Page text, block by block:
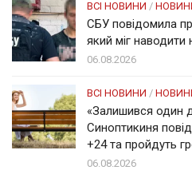
ВСІ НОВИНИ /
СБУ повідомила
який міг наводити
06.08.2026
ВСІ НОВИНИ /
«Залишився один
Синоптикиня
+24 та пройдуть
06.08.2026